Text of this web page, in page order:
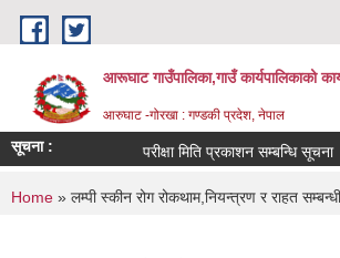
Skip to main content
आरूघाट गाउँपालिका,गाउँ कार्यपालिकाको
आरुघाट -गोरखा : गण्डकी प्रदेश, नेपाल
सूचना : परीक्षा मिति प्रकाशन सम्बन्धि सूचना ।
You are here
Home » लम्पी स्कीन रोग रोकथाम,नियन्त्रण र राहत